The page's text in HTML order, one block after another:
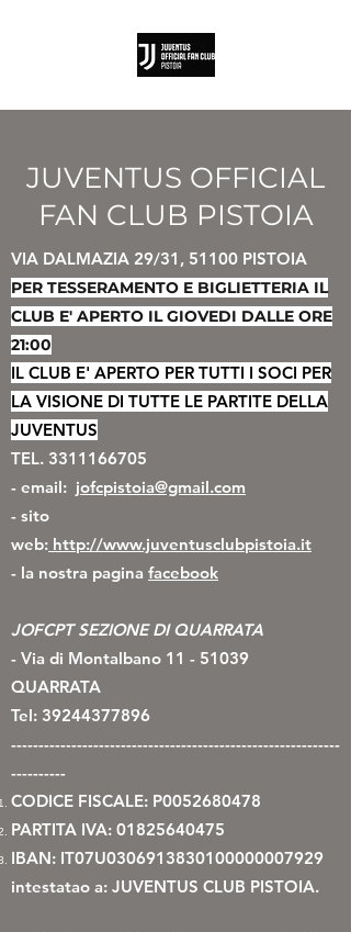
JUVENTUS OFFICIAL
FAN CLUB PISTOIA
VIA DALMAZIA 29/31, 51100 PISTOIA
PER TESSERAMENTO E BIGLIETTERIA IL
CLUB E' APERTO IL GIOVEDI DALLE ORE
21:00
IL CLUB E' APERTO PER TUTTI I SOCI PER
LA VISIONE DI TUTTE LE PARTITE DELLA
JUVENTUS
TEL. 3311166705
- email: jofcpistoia@gmail.com
- sito
web: http://www.juventusclubpistoia.it
- la nostra pagina facebook
JOFCPT SEZIONE DI QUARRATA
- Via di Montalbano 11 - 51039
QUARRATA
Tel: 39244377896
------------------------------------------------------------
----------
CODICE FISCALE: P0052680478
PARTITA IVA: 01825640475
IBAN: IT07U0306913830100000007929
intestatao a: JUVENTUS CLUB PISTOIA.